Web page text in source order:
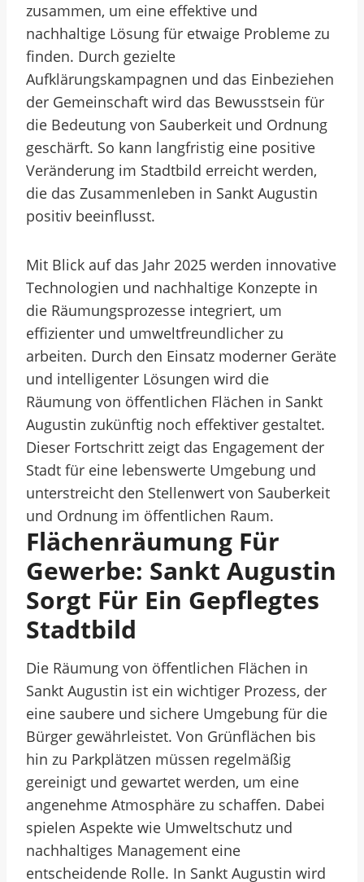
zusammen, um eine effektive und
nachhaltige Lösung für etwaige Probleme zu
finden. Durch gezielte
Aufklärungskampagnen und das Einbeziehen
der Gemeinschaft wird das Bewusstsein für
die Bedeutung von Sauberkeit und Ordnung
geschärft. So kann langfristig eine positive
Veränderung im Stadtbild erreicht werden,
die das Zusammenleben in Sankt Augustin
positiv beeinflusst.
Mit Blick auf das Jahr 2025 werden innovative
Technologien und nachhaltige Konzepte in
die Räumungsprozesse integriert, um
effizienter und umweltfreundlicher zu
arbeiten. Durch den Einsatz moderner Geräte
und intelligenter Lösungen wird die
Räumung von öffentlichen Flächen in Sankt
Augustin zukünftig noch effektiver gestaltet.
Dieser Fortschritt zeigt das Engagement der
Stadt für eine lebenswerte Umgebung und
unterstreicht den Stellenwert von Sauberkeit
und Ordnung im öffentlichen Raum.
Flächenräumung Für
Gewerbe: Sankt Augustin
Sorgt Für Ein Gepflegtes
Stadtbild
Die Räumung von öffentlichen Flächen in
Sankt Augustin ist ein wichtiger Prozess, der
eine saubere und sichere Umgebung für die
Bürger gewährleistet. Von Grünflächen bis
hin zu Parkplätzen müssen regelmäßig
gereinigt und gewartet werden, um eine
angenehme Atmosphäre zu schaffen. Dabei
spielen Aspekte wie Umweltschutz und
nachhaltiges Management eine
entscheidende Rolle. In Sankt Augustin wird